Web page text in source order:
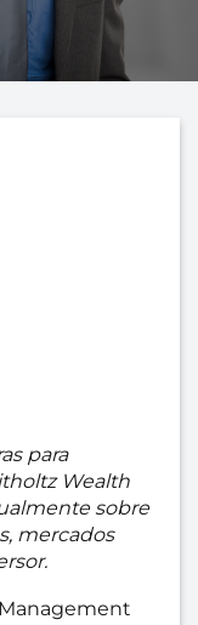
para
Wealth
sobre
mercados